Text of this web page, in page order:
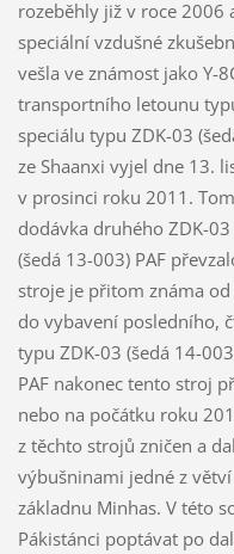
rozeběhly již v roce 2006
speciální vzdušné
vešla ve známost jako Y-
transportního letounu
speciálu typu ZDK-03
ze Shaanxi vyjel dne 13.
v prosinci roku 2011.
dodávka druhého ZDK-
(šedá 13-003) PAF
stroje je přitom známa
do vybavení posledního,
typu ZDK-03 (šedá 14-
PAF nakonec tento stroj
nebo na počátku roku
z těchto strojů zničen a
výbušninami jedné z
základnu Minhas. V této
Pákistánci poptávat po